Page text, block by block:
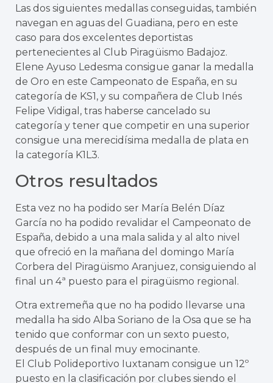
Las dos siguientes medallas conseguidas, también
navegan en aguas del Guadiana, pero en este
caso para dos excelentes deportistas
pertenecientes al Club Piragüismo Badajoz.
Elene Ayuso Ledesma consigue ganar la medalla
de Oro en este Campeonato de España, en su
categoría de KS1, y su compañera de Club Inés
Felipe Vidigal, tras haberse cancelado su
categoría y tener que competir en una superior
consigue una merecidísima medalla de plata en
la categoría K1L3.
Otros resultados
Esta vez no ha podido ser María Belén Díaz
García no ha podido revalidar el Campeonato de
España, debido a una mala salida y al alto nivel
que ofreció en la mañana del domingo María
Corbera del Piragüismo Aranjuez, consiguiendo al
final un 4ª puesto para el piragüismo regional.
Otra extremeña que no ha podido llevarse una
medalla ha sido Alba Soriano de la Osa que se ha
tenido que conformar con un sexto puesto,
después de un final muy emocinante.
El Club Polideportivo Iuxtanam consigue un 12º
puesto en la clasificación por clubes siendo el